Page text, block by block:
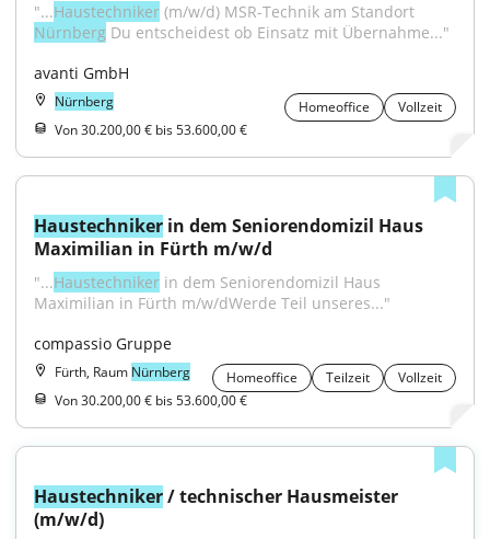
"...Haustechniker
Nürnberg Du entscheidest ob Einsatz mit Übernahme..."
avanti GmbH
Nürnberg Homeoffice
Vollzeit
Von 30.200,00 € bis 53.600,00 €
Haustechniker in dem Seniorendomizil Haus
Maximilian in Fürth m/w/d
"...Haustechniker in dem Seniorendomizil Haus
Maximilian in Fürth m/w/dWerde Teil unseres..."
compassio Gruppe
Fürth, Raum Nürnberg Homeoffice Teilzeit
Vollzeit
Von 30.200,00 € bis 53.600,00 €
Haustechniker / technischer Hausmeister
(m/w/d)